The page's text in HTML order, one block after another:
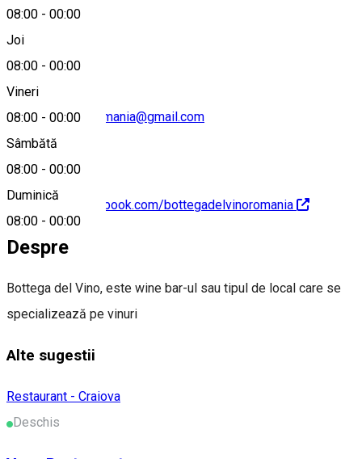
08:00 - 00:00
Joi
08:00 - 00:00
Vineri
08:00 - 00:00
Sâmbătă
08:00 - 00:00
Duminică
08:00 - 00:00
bottegadelvinoromania@gmail.com
https://www.facebook.com/bottegadelvinoromania
Despre
Bottega del Vino, este wine bar-ul sau tipul de local care se
specializează pe vinuri
Alte sugestii
Restaurant - Craiova
Deschis